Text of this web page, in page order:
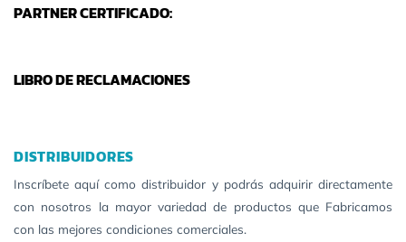
PARTNER CERTIFICADO:
LIBRO DE RECLAMACIONES
DISTRIBUIDORES
Inscríbete aquí como distribuidor y podrás adquirir directamente
con nosotros la mayor variedad de productos que Fabricamos
con las mejores condiciones comerciales.